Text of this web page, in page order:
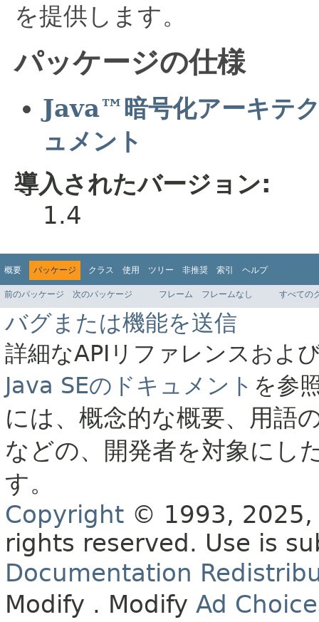
を提供します。
パッケージの仕様
Java™暗号化アーキテ
ュメント
導入されたバージョン:
1.4
概要 パッケージ クラス 使用 ツリー 非推奨 索引 ヘルプ
前のパッケージ 次のパッケージ フレーム フレームなし すべての
バグまたは機能を送信
詳細なAPIリファレンスおよ
Java SEのドキュメント を参
には、概念的な概要、用語
などの、開発者を対象にし
す。
Copyright © 1993,
rights reserved. Use is
Documentation
Modify . Modify Ad